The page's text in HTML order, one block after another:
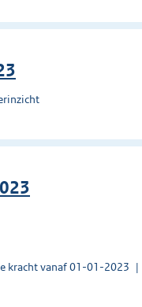
kracht vanaf 01-01-2023